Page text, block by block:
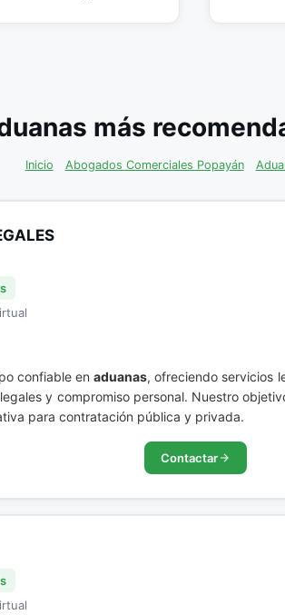
más
Inicio Abogados Comerciales Popayán
confiable en aduanas, ofreciendo servicios
y compromiso personal. Nuestro
para contratación pública y privada.
Contactar